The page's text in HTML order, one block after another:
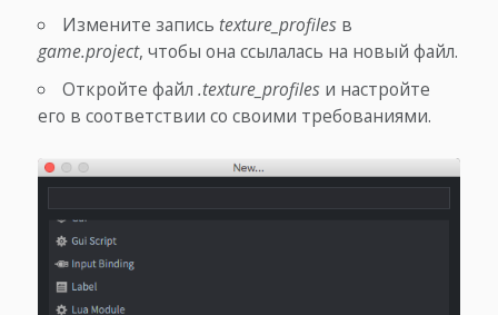
Измените запись texture_profiles в
game.project, чтобы она ссылалась на новый файл.
Откройте файл.texture_profiles и настройте
его в соответствии со своими требованиями.